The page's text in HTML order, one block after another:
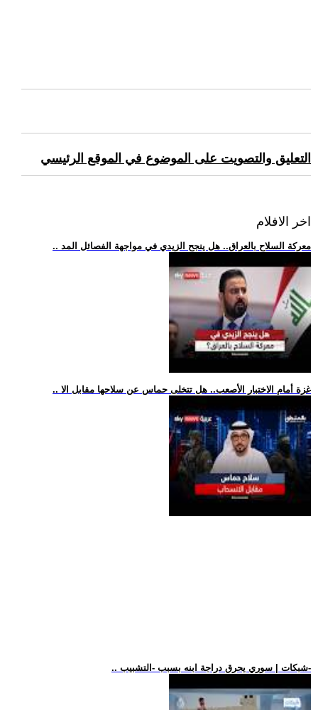
التعليق والتصويت على الموضوع في الموقع الرئيسي
اخر الافلام
.. معركة السلاح بالعراق.. هل ينجح الزيدي في مواجهة الفصائل المد
.. غزة أمام الاختبار الأصعب.. هل تتخلى حماس عن سلاحها مقابل الا
.. شبكات | سوري يحرق دراجة ابنه بسبب -التشبيب-